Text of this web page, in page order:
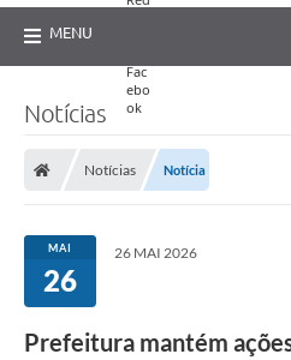
MENU
Notícias
Notícias Notícia
MAI
26
26 MAI 2026
Prefeitura mantém